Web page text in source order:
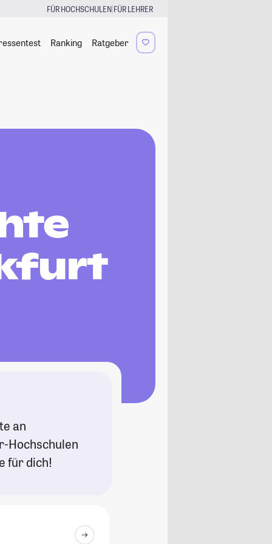
FÜR HOCHSCHULEN|FÜR LEHRER
Ranking Ratgeber
an
Hochschulen
für dich!